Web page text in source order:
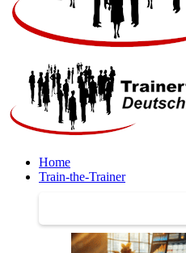
Home
Train-the-Trainer